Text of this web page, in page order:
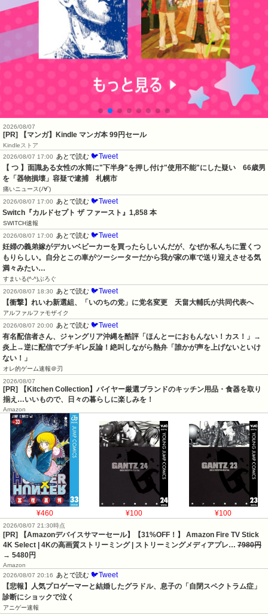
2026/08/07
[PR] 【マンガ】Kindle マンガ本 99円セール
Kindleストア
2026/08/07 17:00
あとで読む 🐦Tweet
【 つ 】面識ある女性の水筒に"下半身"を押し付け"使用不能"にした疑い　66歳男
を「器物損壊」容疑で逮捕　札幌市
痛いニュース(ﾉ∀`)
2026/08/07 17:00
あとで読む 🐦Tweet
Switch『カルドセプト ザ ファースト』1,858 本
SWITCH速報
2026/08/07 17:00
あとで読む 🐦Tweet
妊婦の義弟嫁がデカいベビーカーを買ったらしいんだが、なぜか私んちに置くつ
もりらしい。自分とこの車がツーシーターだから我が家の車で送り迎えさせる気
満々みたい…
すまいる(^-^)ぶろぐ
2026/08/07 18:30
あとで読む 🐦Tweet
【衝撃】れいわ新選組、「いのちの党」に党名変更　天畠大輔氏が共同代表へ
アルファルファモザイク
2026/08/07 20:00
あとで読む 🐦Tweet
有名配信者さん、ジャングリア沖縄を酷評「ほんとーにおもんない！カス！」→
炎上→逆に配信でブチギレ反論！絶叫しながら熱弁「誰かが声を上げないといけ
ない！」
オレ的ゲーム速報＠刃
2026/08/07
[PR] 【Kitchen Collection】バイヤー厳選ブランドのキッチン用品・食器を取り
揃え…いいもので、日々の暮らしに楽しみを！
Amazon
¥460 ¥100 ¥100
2026/08/07 21:30時点
[PR] 【Amazonデバイスサマーセール】【31%OFF！】 Amazon Fire TV Stick
4K Select | 4Kの高画質ストリーミング | ストリーミングメディアプレ… 7980円
→ 5480円
Amazon
2026/08/07 20:16
あとで読む 🐦Tweet
【悲報】人気プロゲーマーと結婚したグラドル、息子の「自閉スペクトラム症」
診断にショックで泣く
アニゲー速報